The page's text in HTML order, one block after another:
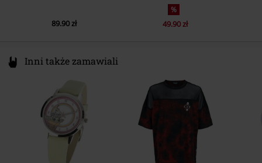
89.90 zł
%
49.90 zł
Inni także zamawiali